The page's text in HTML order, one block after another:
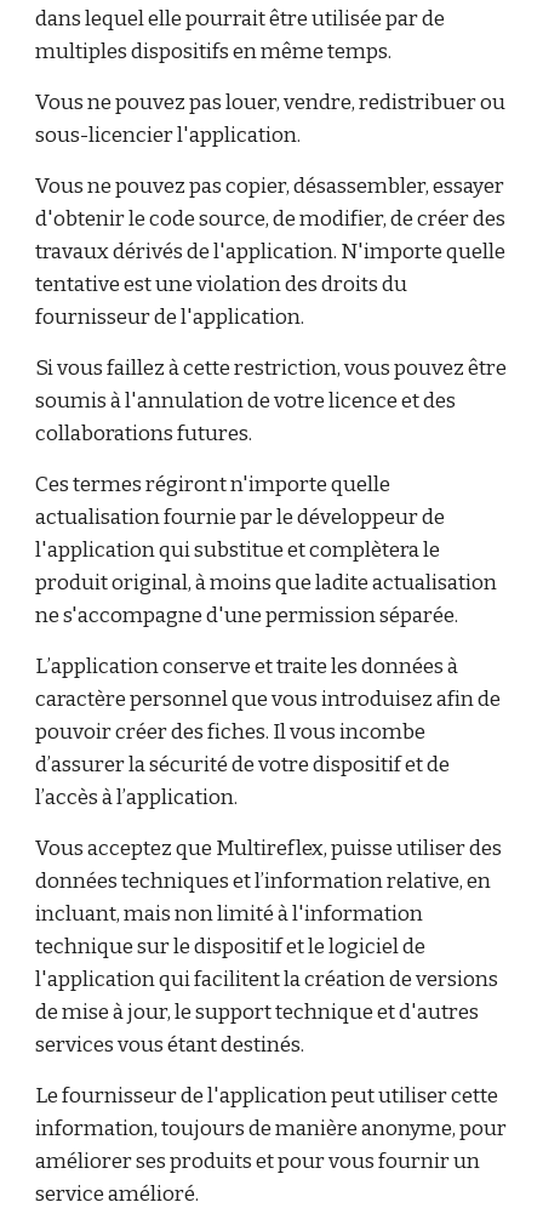
dans lequel elle pourrait être utilisée par de
multiples dispositifs en même temps.
Vous ne pouvez pas louer, vendre, redistribuer ou
sous-licencier l'application.
Vous ne pouvez pas copier, désassembler, essayer
d'obtenir le code source, de modifier, de créer des
travaux dérivés de l'application. N'importe quelle
tentative est une violation des droits du
fournisseur de l'application.
Si vous faillez à cette restriction, vous pouvez être
soumis à l'annulation de votre licence et des
collaborations futures.
Ces termes régiront n'importe quelle
actualisation fournie par le développeur de
l'application qui substitue et complètera le
produit original, à moins que ladite actualisation
ne s'accompagne d'une permission séparée.
L’application conserve et traite les données à
caractère personnel que vous introduisez afin de
pouvoir créer des fiches. Il vous incombe
d’assurer la sécurité de votre dispositif et de
l’accès à l’application.
Vous acceptez que Multireflex, puisse utiliser des
données techniques et l’information relative, en
incluant, mais non limité à l'information
technique sur le dispositif et le logiciel de
l'application qui facilitent la création de versions
de mise à jour, le support technique et d'autres
services vous étant destinés.
Le fournisseur de l'application peut utiliser cette
information, toujours de manière anonyme, pour
améliorer ses produits et pour vous fournir un
service amélioré.